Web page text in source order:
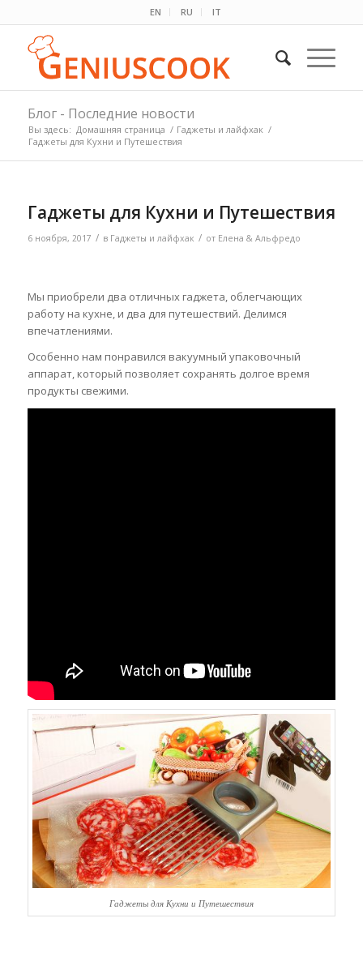
EN RU IT
Блог - Последние новости
Вы здесь: Домашняя страница / Гаджеты и лайфхак /
Гаджеты для Кухни и Путешествия
Гаджеты для Кухни и Путешествия
6 ноября, 2017 / в Гаджеты и лайфхак / от Елена & Альфредо
Мы приобрели два отличных гаджета, облегчающих
работу на кухне, и два для путешествий. Делимся
впечатлениями.
Особенно нам понравился вакуумный упаковочный
аппарат, который позволяет сохранять долгое время
продукты свежими.
Гаджеты для Кухни и Путешествия